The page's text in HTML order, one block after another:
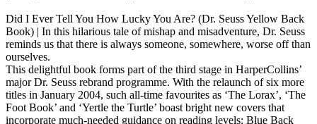
Did I Ever Tell You How Lucky You Are? (Dr. Seuss Yellow Back
Book) | In this hilarious tale of mishap and misadventure, Dr. Seuss
reminds us that there is always someone, somewhere, worse off than
ourselves.
This delightful book forms part of the third stage in HarperCollins’
major Dr. Seuss rebrand programme. With the relaunch of six more
titles in January 2004, such all-time favourites as ‘The Lorax’, ‘The
Foot Book’ and ‘Yertle the Turtle’ boast bright new covers that
incorporate much-needed guidance on reading levels: Blue Back